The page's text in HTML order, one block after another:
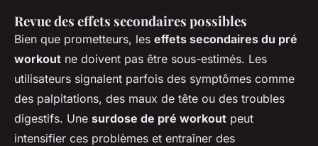
Revue des effets secondaires possibles
Bien que prometteurs, les effets secondaires du pré
workout ne doivent pas être sous-estimés. Les
utilisateurs signalent parfois des symptômes comme
des palpitations, des maux de tête ou des troubles
digestifs. Une surdose de pré workout peut
intensifier ces problèmes et entraîner des